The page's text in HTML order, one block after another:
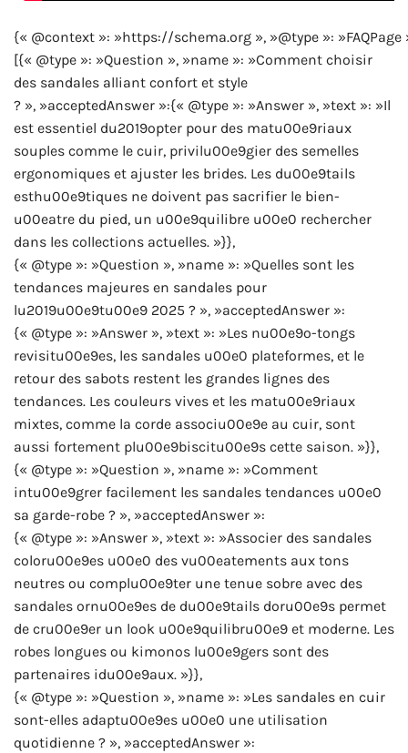
{« @context »: »https://schema.org », »@type »:
[{« @type »: »Question », »name »: »Comment choisir
des sandales alliant confort et style
? », »acceptedAnswer »:{« @type »: »Answer », »text »: »Il
est essentiel du2019opter pour des matu00e9riaux
souples comme le cuir, privilu00e9gier des semelles
ergonomiques et ajuster les brides. Les du00e9tails
esthu00e9tiques ne doivent pas sacrifier le bien-
u00eatre du pied, un u00e9quilibre u00e0 rechercher
dans les collections actuelles. »}},
{« @type »: »Question », »name »: »Quelles sont les
tendances majeures en sandales pour
lu2019u00e9tu00e9 2025 ? », »acceptedAnswer »:
{« @type »: »Answer », »text »: »Les nu00e9o-tongs
revisitu00e9es, les sandales u00e0 plateformes, et le
retour des sabots restent les grandes lignes des
tendances. Les couleurs vives et les matu00e9riaux
mixtes, comme la corde associu00e9e au cuir, sont
aussi fortement plu00e9biscitu00e9s cette saison. »}},
{« @type »: »Question », »name »: »Comment
intu00e9grer facilement les sandales tendances u00e0
sa garde-robe ? », »acceptedAnswer »:
{« @type »: »Answer », »text »: »Associer des sandales
coloru00e9es u00e0 des vu00eatements aux tons
neutres ou complu00e9ter une tenue sobre avec des
sandales ornu00e9es de du00e9tails doru00e9s permet
de cru00e9er un look u00e9quilibru00e9 et moderne. Les
robes longues ou kimonos lu00e9gers sont des
partenaires idu00e9aux. »}},
{« @type »: »Question », »name »: »Les sandales en cuir
sont-elles adaptu00e9es u00e0 une utilisation
quotidienne ? », »acceptedAnswer »: